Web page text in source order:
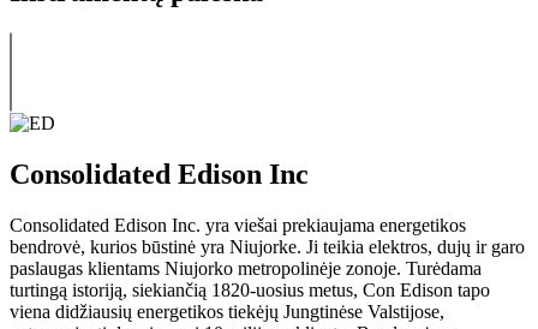
Consolidated Edison Inc
Consolidated Edison Inc. yra viešai prekiaujama energetikos
bendrovė, kurios būstinė yra Niujorke. Ji teikia elektros, dujų ir garo
paslaugas klientams Niujorko metropolinėje zonoje. Turėdama
turtingą istoriją, siekiančią 1820-uosius metus, Con Edison tapo
viena didžiausių energetikos tiekėjų Jungtinėse Valstijose,